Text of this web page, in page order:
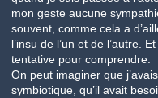
mon geste aucune
souvent, comme cela a
l’insu de l’un et de l’autre.
tentative pour comprendre.
On peut imaginer que
symbiotique, qu’il avait